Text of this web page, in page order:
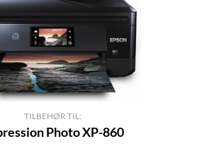
TILBEHØR TIL:
Photo XP-860